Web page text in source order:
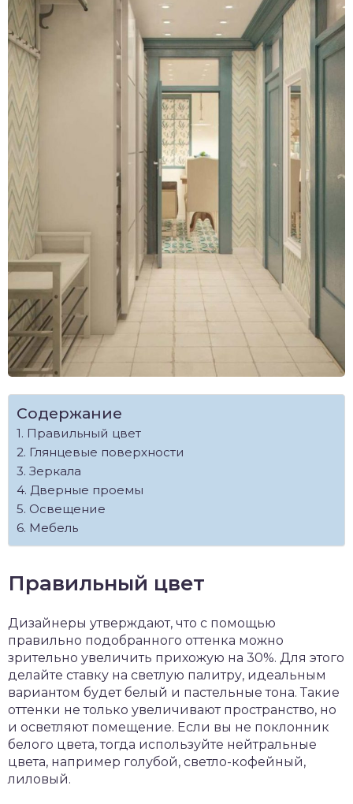
Содержание
Правильный цвет
Глянцевые поверхности
Зеркала
Дверные проемы
Освещение
Мебель
Правильный цвет
Дизайнеры утверждают, что с помощью
правильно подобранного оттенка можно
зрительно увеличить прихожую на 30%. Для этого
делайте ставку на светлую палитру, идеальным
вариантом будет белый и пастельные тона. Такие
оттенки не только увеличивают пространство, но
и осветляют помещение. Если вы не поклонник
белого цвета, тогда используйте нейтральные
цвета, например голубой, светло-кофейный,
лиловый.